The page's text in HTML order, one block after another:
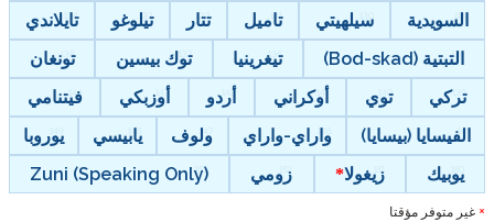
السويدية
سيلهيتي تاميل تتار تيلوغو
تايلاندي
التبتية (Bod-skad)
تيغرينيا توك بيسين
تونغان
تركي
توي أوكراني أردو أوزبكي
فيتنامي
الفيسايا (بيسايا)
واراي-واراي ولوف يابيسي
يوروبا
يوبيك
زيغولا زومي Zuni (Speaking Only)
* غير متوفر مؤقتا